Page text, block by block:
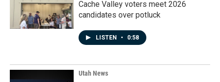
Cache Valley voters meet 2026
candidates over potluck
LISTEN • 0:58
Utah News